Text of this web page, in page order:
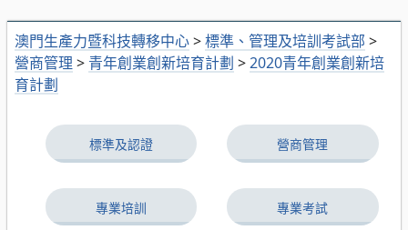
澳門生產力暨科技轉移中心>標準、管理及培訓考試部 >
營商管理 > 青年創業創新培育計劃 >2020青年創業創新培
育計劃
標準及認證 營商管理
專業培訓 專業考試